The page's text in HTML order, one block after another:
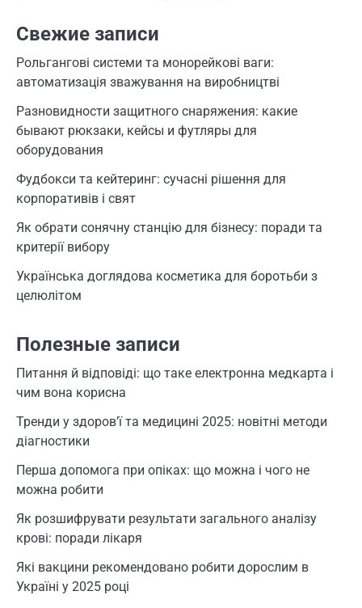
Свежие записи
Рольгангові системи та монорейкові ваги:
автоматизація зважування на виробництві
Разновидности защитного снаряжения: какие
бывают рюкзаки, кейсы и футляры для
оборудования
Фудбокси та кейтеринг: сучасні рішення для
корпоративів і свят
Як обрати сонячну станцію для бізнесу: поради та
критерії вибору
Українська доглядова косметика для боротьби з
целюлітом
Полезные записи
Питання й відповіді: що таке електронна медкарта і
чим вона корисна
Тренди у здоров’ї та медицині 2025: новітні методи
діагностики
Перша допомога при опіках: що можна і чого не
можна робити
Як розшифрувати результати загального аналізу
крові: поради лікаря
Які вакцини рекомендовано робити дорослим в
Україні у 2025 році